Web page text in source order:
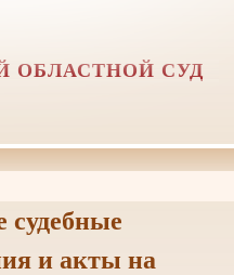
ОБЛАСТНОЙ СУД
судебные
и акты на